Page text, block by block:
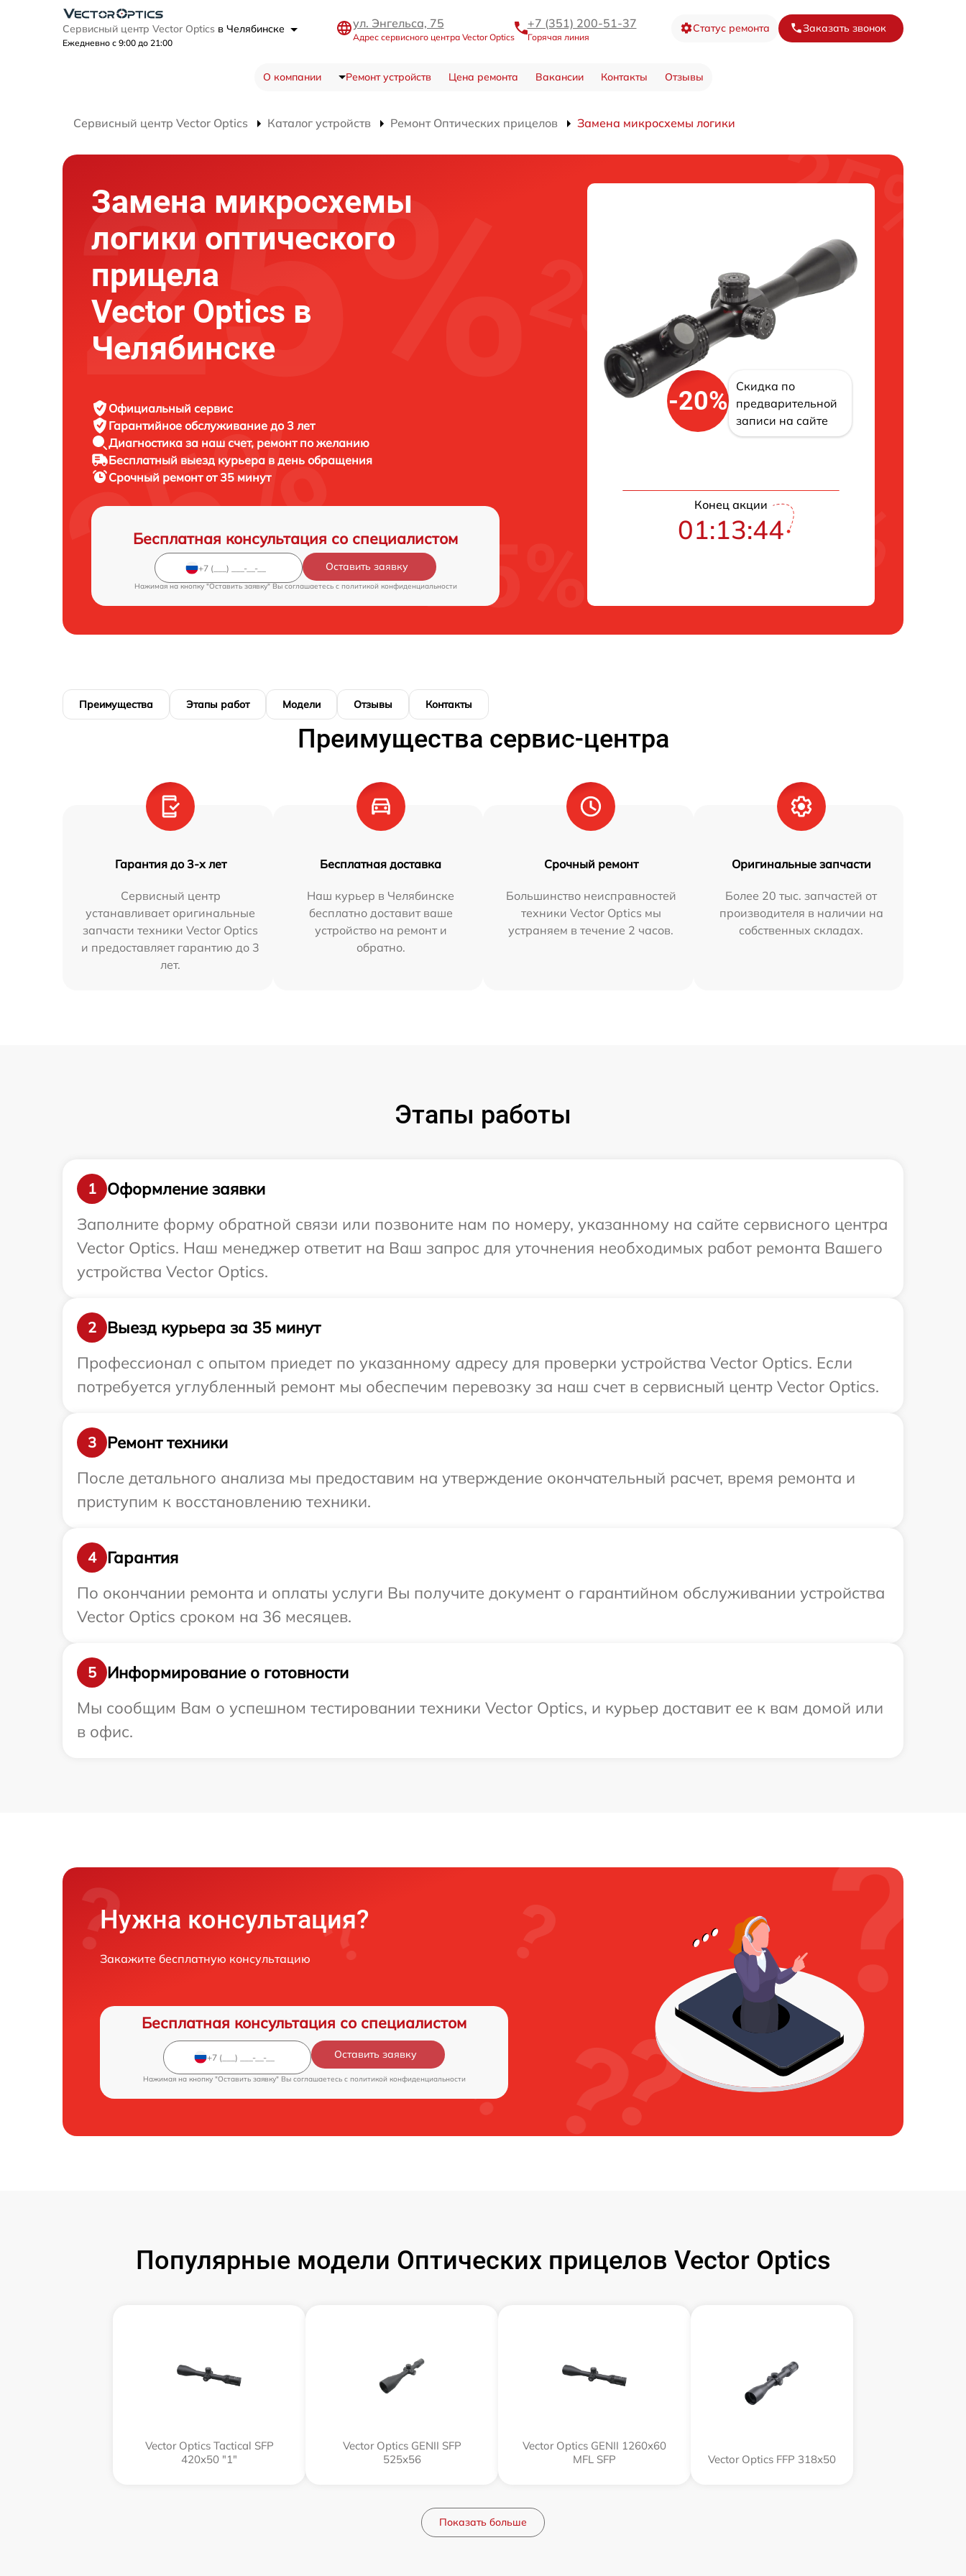
Сервисный центр Vector Optics в Челябинске
Ежедневно с 9:00 до 21:00
ул. Энгельса, 75
Адрес сервисного центра Vector Optics
+7 (351) 200-51-37
Горячая линия
Статус ремонта Заказать звонок
О компании Ремонт устройств Цена ремонта Вакансии Контакты Отзывы
Сервисный центр Vector Optics Каталог устройств Ремонт Оптических прицелов Замена микросхемы логики
Замена микросхемы
логики оптического
прицела
Vector Optics в
Челябинске
Официальный сервис
Гарантийное обслуживание до 3 лет
Диагностика за наш счет, ремонт по желанию
Бесплатный выезд курьера в день обращения
Срочный ремонтот 35 минут
Бесплатная консультация со специалистом
Оставить заявку
Нажимая на кнопку "Оставить заявку" Вы соглашаетесь c политикой конфиденциальности
-20%
Скидка по
предварительной
записи на сайте
Конец акции
01:13:43
Преимущества Этапы работ Модели Отзывы Контакты
Преимущества сервис-центра
Гарантия до 3-х лет
Сервисный центр
устанавливает оригинальные
запчасти техники Vector Optics
и предоставляет гарантию до 3
лет.
Бесплатная доставка
Наш курьер в Челябинске
бесплатно доставит ваше
устройство на ремонт и
обратно.
Срочный ремонт
Большинство неисправностей
техники Vector Optics мы
устраняем в течение 2 часов.
Оригинальные запчасти
Более 20 тыс. запчастей от
производителя в наличии на
собственных складах.
Этапы работы
1
Оформление заявки
Заполните форму обратной связи или позвоните нам по номеру, указанному на сайте сервисного центра
Vector Optics. Наш менеджер ответит на Ваш запрос для уточнения необходимых работ ремонта Вашего
устройства Vector Optics.
2
Выезд курьера за 35 минут
Профессионал с опытом приедет по указанному адресу для проверки устройства Vector Optics. Если
потребуется углубленный ремонт мы обеспечим перевозку за наш счет в сервисный центр Vector Optics.
3
Ремонт техники
После детального анализа мы предоставим на утверждение окончательный расчет, время ремонта и
приступим к восстановлению техники.
4
Гарантия
По окончании ремонта и оплаты услуги Вы получите документ о гарантийном обслуживании устройства
Vector Optics сроком на 36 месяцев.
5
Информирование о готовности
Мы сообщим Вам о успешном тестировании техники Vector Optics, и курьер доставит ее к вам домой или
в офис.
Нужна консультация?
Закажите бесплатную консультацию
Бесплатная консультация со специалистом
Оставить заявку
Нажимая на кнопку "Оставить заявку" Вы соглашаетесь c политикой конфиденциальности
Популярные модели Оптических прицелов Vector Optics
Vector Optics Tactical SFP
420x50 "1"
Vector Optics GENII SFP
525x56
Vector Optics GENII 1260x60
MFL SFP
Vector Optics FFP 318x50
Показать больше